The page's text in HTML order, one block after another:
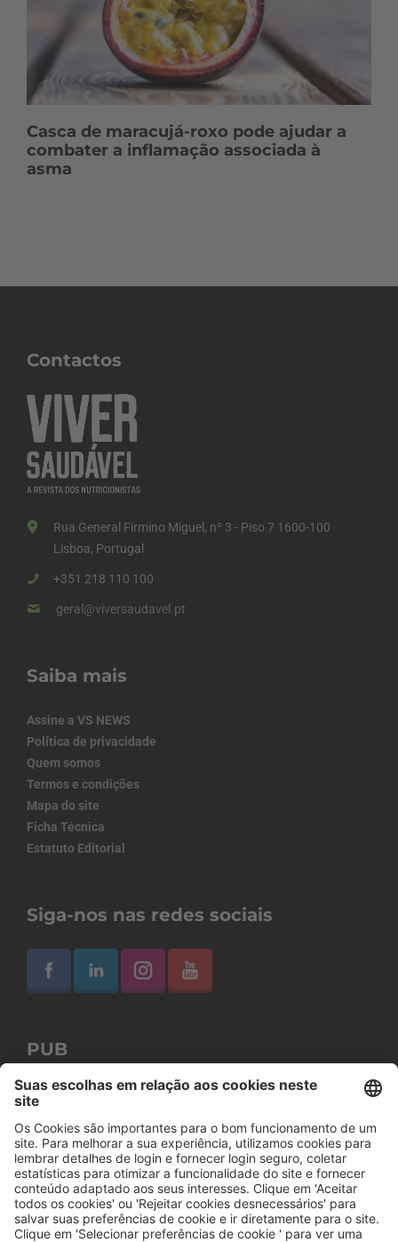
Casca de maracujá-roxo pode ajudar a
combater a inflamação associada à
asma
Contactos
Rua General Firmino Miguel, nº 3 - Piso 7 1600-100
Lisboa, Portugal
+351 218 110 100
geral@viversaudavel.pt
Saiba mais
Assine a VS NEWS
Política de privacidade
Quem somos
Termos e condições
Mapa do site
Ficha Técnica
Estatuto Editorial
Siga-nos nas redes sociais
PUB